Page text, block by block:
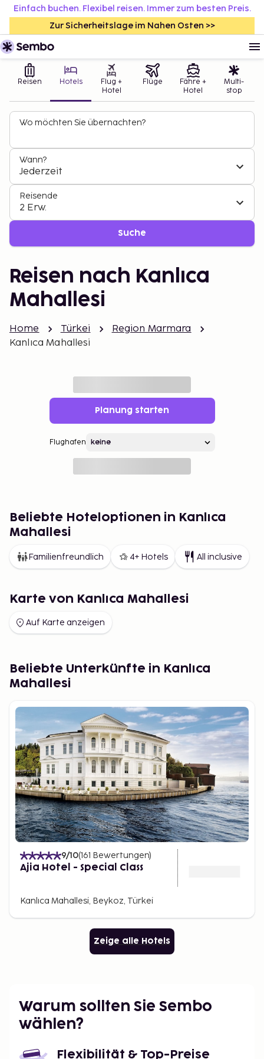
Einfach buchen. Flexibel reisen. Immer zum besten Preis.
Zur Sicherheitslage im Nahen Osten >>
Reisen Hotels
Flug +
Hotel
Flüge
Fähre +
Hotel
Multi-
stop
Wo möchten Sie übernachten?
Wann?
Jederzeit
Reisende
2 Erw.
Suche
Reisen nach Kanlıca
Mahallesi
Home Türkei
Region Marmara
Kanlıca Mahallesi
Planung starten
Flughafen
Beliebte Hoteloptionen in Kanlıca
Mahallesi
Familienfreundlich 4+ Hotels All inclusive
Karte von Kanlıca Mahallesi
Auf Karte anzeigen
Beliebte Unterkünfte in Kanlıca
Mahallesi
9/10(161 Bewertungen)
Ajia Hotel - Special Class
Kanlıca Mahallesi, Beykoz, Türkei
Zeige alle Hotels
Warum sollten Sie Sembo
wählen?
Flexibilität & Top-Preise